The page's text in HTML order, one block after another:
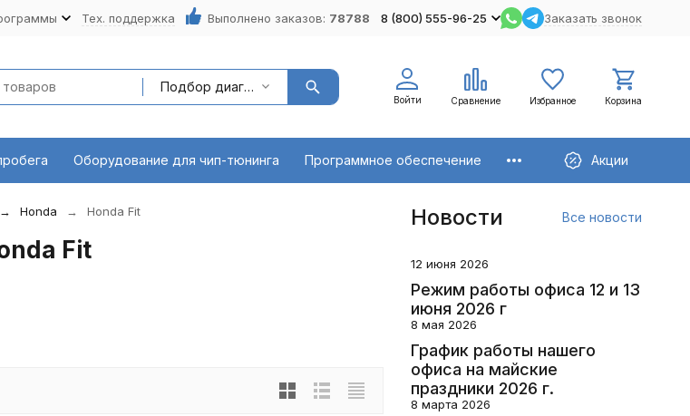
Тех. поддержка Выполнено заказов: 78788 8 (800) 555-96-25 Заказать звонок
Подбор диагностического оборудования по марке и модели авто
Войти Сравнение Избранное Корзина
Оборудование для чип-тюнинга Программное обеспечение Акции
Honda Honda Fit
Fit
Новости Все новости
12 июня 2026
Режим работы офиса 12 и 13
июня 2026 г
8 мая 2026
График работы нашего
офиса на майские
праздники 2026 г.
8 марта 2026